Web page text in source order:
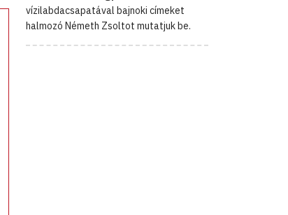
vízilabdacsapatával bajnoki címeket
halmozó Németh Zsoltot mutatjuk be.